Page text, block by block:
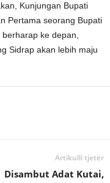
Kunjungan Bupati
Pertama seorang Bupati
ke depan,
Sidrap akan lebih maju
Artikulli tjetër
Disambut Adat Kutai,